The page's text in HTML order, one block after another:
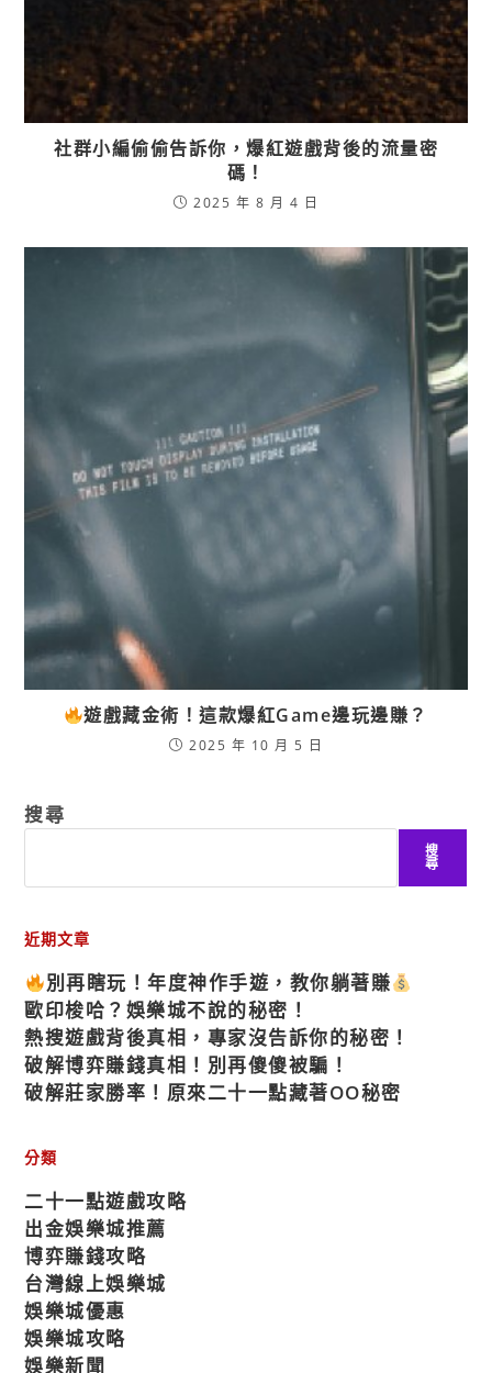
社群小編偷偷告訴你，爆紅遊戲背後的流量密
碼！
2025 年 8 月 4 日
遊戲藏金術！這款爆紅Game邊玩邊賺？
2025 年 10 月 5 日
搜尋
搜
尋
近期文章
別再瞎玩！年度神作手遊，教你躺著賺
歐印梭哈？娛樂城不說的秘密！
熱搜遊戲背後真相，專家沒告訴你的秘密！
破解博弈賺錢真相！別再傻傻被騙！
破解莊家勝率！原來二十一點藏著OO秘密
分類
二十一點遊戲攻略
出金娛樂城推薦
博弈賺錢攻略
台灣線上娛樂城
娛樂城優惠
娛樂城攻略
娛樂新聞